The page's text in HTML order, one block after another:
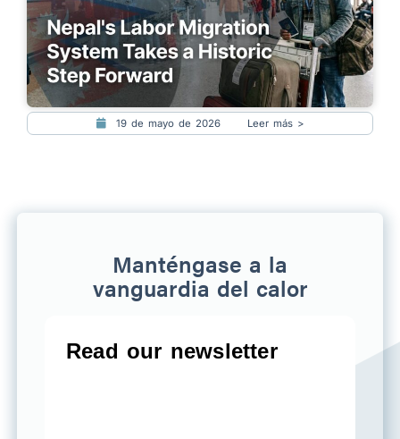
19 de mayo de 2026 Leer más >
Manténgase a la
vanguardia del calor